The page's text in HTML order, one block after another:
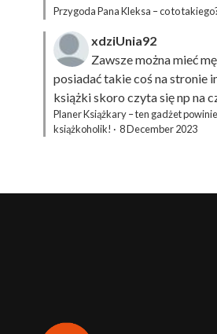
Przygoda Pana Kleksa – co to
xdziUnia92
Zawsze można mieć
posiadać takie coś na stronie
książki skoro czyta się np na
Planer Książkary – ten gadżet
książkoholik! · 8 December 2023